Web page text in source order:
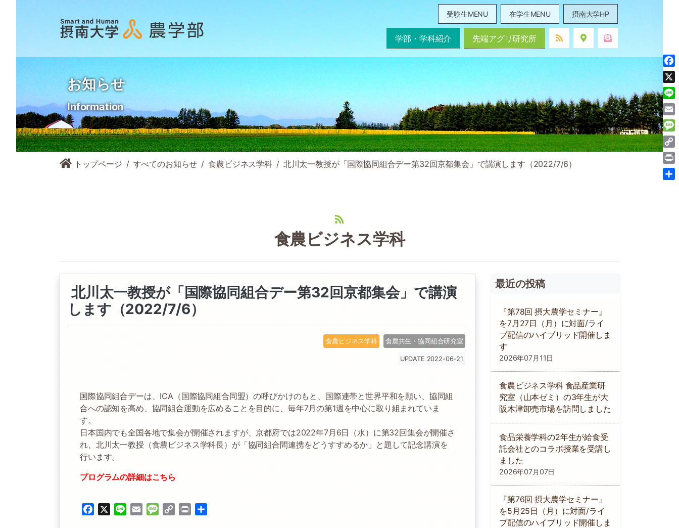
受験生MENU 在学生MENU 摂南大学HP
学部・学科紹介 先端アグリ研究所
お知らせ
Information
トップページ すべてのお知らせ 食農ビジネス学科 北川太一教授が「国際協同組合デー第32回京都集会」で講演します（2022/7/6）
食農ビジネス学科
北川太一教授が「国際協同組合デー第32回京都集会」で講演
します（2022/7/6）
食農ビジネス学科 食農共生・協同組合研究室
UPDATE 2022-06-21
国際協同組合デーは、ICA（国際協同組合同盟）の呼びかけのもと、国際連帯と世界平和を願い、協同組
合への認知を高め、協同組合運動を広めることを目的に、毎年7月の第1週を中心に取り組まれていま
す。
日本国内でも全国各地で集会が開催されますが、京都府では2022年7月6日（水）に第32回集会が開催さ
れ、北川太一教授（食農ビジネス学科長）が「協同組合間連携をどうすすめるか」と題して記念講演を
行います。
プログラムの詳細はこちら
Facebook Line Email Message
Copy Print
最近の投稿
『第78回 摂大農学セミナー』
を7月27日（月）に対面/ライ
ブ配信のハイブリッド開催しま
す
2026年07月11日
食農ビジネス学科 食品産業研
究室（山本ゼミ）の3年生が大
阪木津卸売市場を訪問しました
食品栄養学科の2年生が給食受
託会社とのコラボ授業を受講し
ました
2026年07月07日
『第76回 摂大農学セミナー』
を5月25日（月）に対面/ライ
ブ配信のハイブリッド開催しま
X
Line
Link